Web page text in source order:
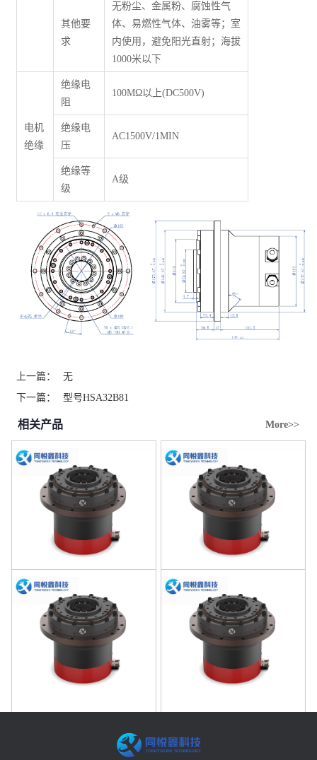
其他要
求
无粉尘、金属粉、腐蚀性气
体、易燃性气体、油雾等；室
内使用，避免阳光直射；海拔
1000米以下
电机
绝缘
绝缘电
阻
100MΩ以上(DC500V)
绝缘电
压
AC1500V/1MIN
绝缘等
级
A级
上一篇：
无
下一篇：
型号HSA32B81
相关产品 More>>
型号HSA32B51 型号HSA32B81